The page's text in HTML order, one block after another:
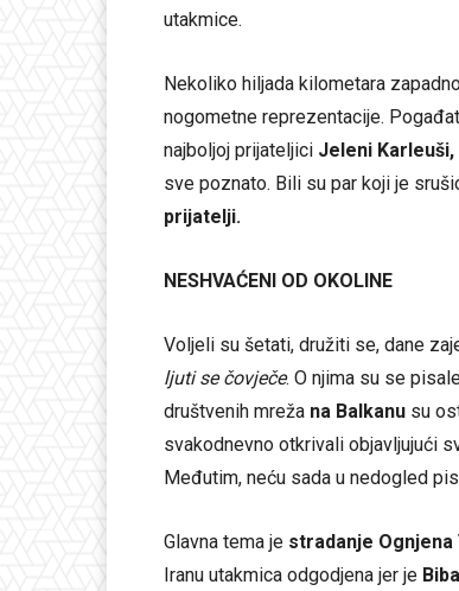
utakmice.
Nekoliko hiljada kilometara
nogometne reprezentacije.
najboljoj prijateljici Jeleni Karleuši,
sve poznato. Bili su par koji je
prijatelji.
NESHVAĆENI OD OKOLINE
Voljeli su šetati, družiti se, dane
ljuti se čovječe. O njima su se
društvenih mreža na Balkanu su
svakodnevno otkrivali objavljujući
Međutim, neću sada u nedogled
Glavna tema je stradanje Ognjena
Iranu utakmica odgodjena jer je